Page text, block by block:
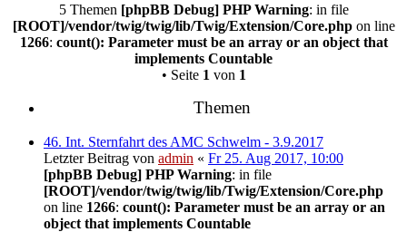
5 Themen [phpBB Debug] PHP Warning: in file
[ROOT]/vendor/twig/twig/lib/Twig/Extension/Core.phpon line
1266: count(): Parameter must be an array or an object that
implements Countable
• Seite 1 von 1
Themen
46. Int. Sternfahrt des AMC Schwelm - 3.9.2017
Letzter Beitrag von admin « Fr 25. Aug 2017, 10:00
[phpBB Debug] PHP Warning: in file
[ROOT]/vendor/twig/twig/lib/Twig/Extension/Core.php
on line 1266: count(): Parameter must be an array or an
object that implements Countable